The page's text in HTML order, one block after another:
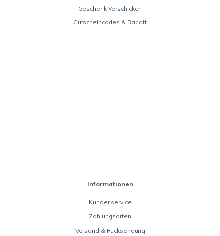
Geschenk Verschicken
Gutscheincodes & Rabatt
Informationen
Kundenservice
Zahlungsarten
Versand & Rücksendung